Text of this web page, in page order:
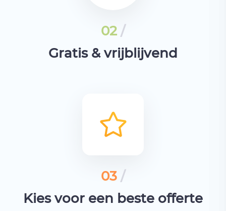
02 /
Gratis & vrijblijvend
03 /
Kies voor een beste offerte